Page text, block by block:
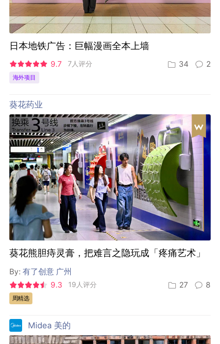
日本地铁广告：巨幅漫画全本上墙
9.7 7人评分 34 2
海外项目
葵花药业
葵花熊胆痔灵膏，把难言之隐玩成「疼痛艺术」
By:有了创意 广州
9.3
19人评分 27 8
周精选
Midea 美的